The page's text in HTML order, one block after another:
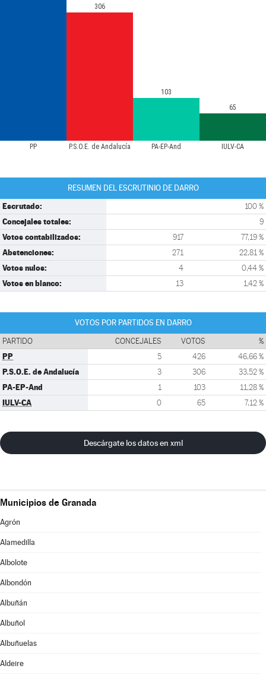
PP P.S.O.E. de Andalucía PA-EP-And IULV-CA
306
103
65
RESUMEN DEL ESCRUTINIO DE DARRO
Escrutado: 100 %
Concejales totales: 9
Votos contabilizados: 917 77,19 %
Abstenciones: 271 22,81 %
Votos nulos: 4 0,44 %
Votos en blanco: 13 1,42 %
VOTOS POR PARTIDOS EN DARRO
PARTIDO CONCEJALES VOTOS %
PP 5 426 46,66 %
P.S.O.E. de Andalucía 3 306 33,52 %
PA-EP-And 1 103 11,28 %
IULV-CA 0 65 7,12 %
Descárgate los datos en xml
Municipios de Granada
Agrón
Alamedilla
Albolote
Albondón
Albuñán
Albuñol
Albuñuelas
Aldeire